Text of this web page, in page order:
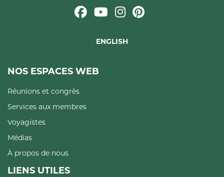
ENGLISH
NOS ESPACES WEB
Réunions et congrès
Services aux membres
Voyagistes
Médias
À propos de nous
LIENS UTILES